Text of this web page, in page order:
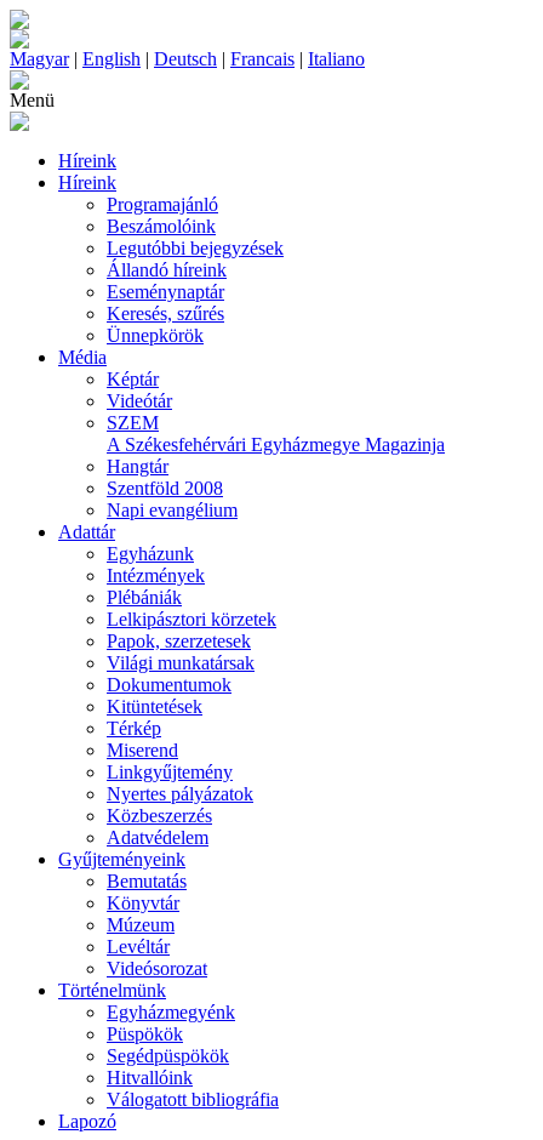
Magyar| English | Deutsch | Francais | Italiano
Menü
Híreink
Híreink
Programajánló
Beszámolóink
Legutóbbi bejegyzések
Állandó híreink
Eseménynaptár
Keresés, szűrés
Ünnepkörök
Média
Képtár
Videótár
SZEM
A Székesfehérvári Egyházmegye Magazinja
Hangtár
Szentföld 2008
Napi evangélium
Adattár
Egyházunk
Intézmények
Plébániák
Lelkipásztori körzetek
Papok, szerzetesek
Világi munkatársak
Dokumentumok
Kitüntetések
Térkép
Miserend
Linkgyűjtemény
Nyertes pályázatok
Közbeszerzés
Adatvédelem
Gyűjteményeink
Bemutatás
Könyvtár
Múzeum
Levéltár
Videósorozat
Történelmünk
Egyházmegyénk
Püspökök
Segédpüspökök
Hitvallóink
Válogatott bibliográfia
Lapozó